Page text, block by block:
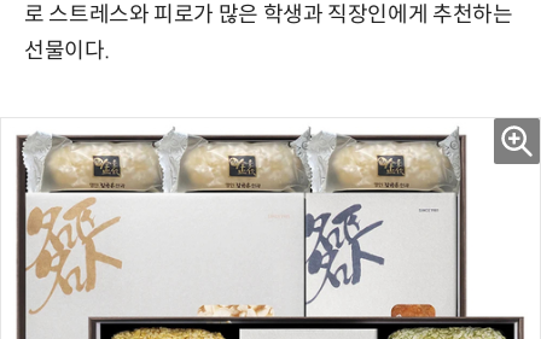
로 스트레스와 피로가 많은 학생과 직장인에게 추천하는
선물이다.